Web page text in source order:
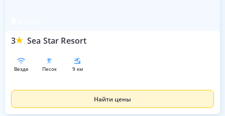
3 Sea Star Resort
везде песок 9 км
Найти цены